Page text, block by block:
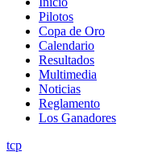
Pilotos
Copa de Oro
Calendario
Resultados
Multimedia
Noticias
Reglamento
Los Ganadores
tcp